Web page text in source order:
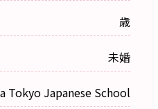
歳
未婚
Tokyo Japanese School